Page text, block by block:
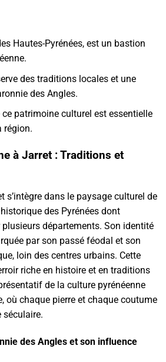
Hautes-Pyrénées, est un bastion
des traditions locales et une
des Angles.
ce patrimoine culturel est essentielle
région.
à Jarret : Traditions et
s’intègre dans le paysage culturel de
des Pyrénées dont
plusieurs départements. Son identité
par son passé féodal et son
loin des centres urbains. Cette
riche en histoire et en traditions
de la culture pyrénéenne
où chaque pierre et chaque coutume
séculaire.
des Angles et son influence